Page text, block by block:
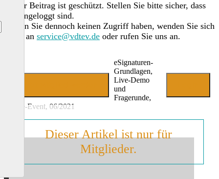
Dieser Beitrag ist geschützt. Stellen Sie bitte sicher, dass
Sie eingeloggt sind.
Sollten Sie dennoch keinen Zugriff haben, wenden Sie sich
gerne an service@vdtev.de oder rufen Sie uns an.
eSignaturen-
Grundlagen,
Live-Demo
und
Fragerunde,
Online-Event, 06/2021
Dieser Artikel ist nur für
Mitglieder.